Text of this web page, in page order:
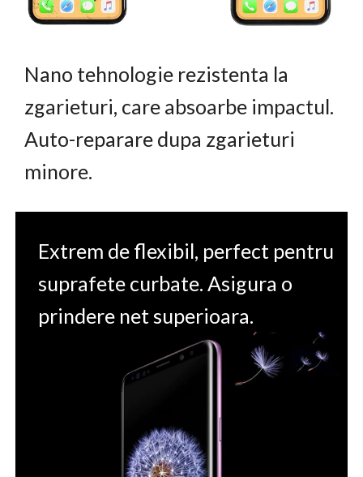
Nano tehnologie rezistenta la
zgarieturi, care absoarbe impactul.
Auto-reparare dupa zgarieturi
minore.
Extrem de flexibil, perfect pentru
suprafete curbate. Asigura o
prindere net superioara.